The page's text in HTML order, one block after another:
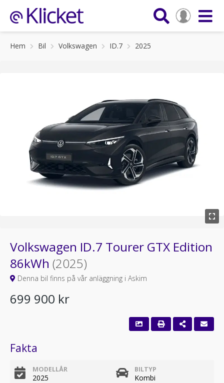
Hem Bil Volkswagen ID.7 2025
Volkswagen ID.7 Tourer GTX Edition
86kWh (2025)
Denna bil finns på vår anläggning i Askim
699 900 kr
Fakta
MODELLÅR
2025
BILTYP
Kombi